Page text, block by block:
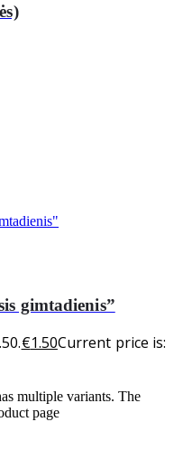
gimtadienis”
€1.50Current price is:
multiple variants. The
page